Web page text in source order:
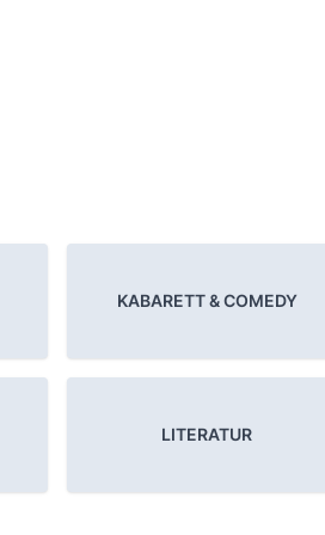
KABARETT & COMEDY
LITERATUR